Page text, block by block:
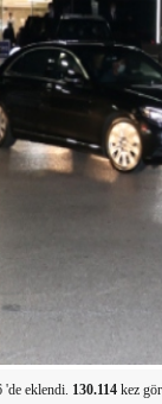
'de eklendi. 130.114 kez